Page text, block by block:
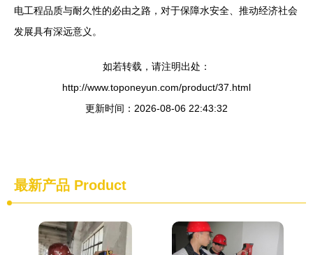
电工程品质与耐久性的必由之路，对于保障水安全、推动经济社会
发展具有深远意义。
如若转载，请注明出处：
http://www.toponeyun.com/product/37.html
更新时间：2026-08-06 22:43:32
最新产品 Product